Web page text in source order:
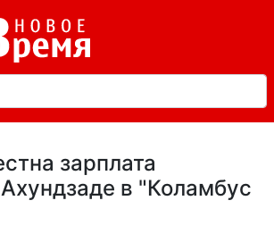
зарплата
в "Коламбус